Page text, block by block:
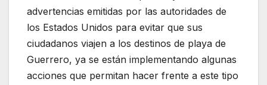
advertencias emitidas por las autoridades de
los Estados Unidos para evitar que sus
ciudadanos viajen a los destinos de playa de
Guerrero, ya se están implementando algunas
acciones que permitan hacer frente a este tipo